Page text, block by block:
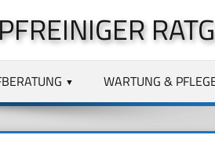
WARTUNG &